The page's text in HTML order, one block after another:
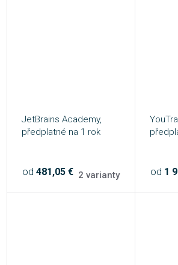
JetBrains Academy,
předplatné na 1 rok
od 481,05 € 2 varianty od 1